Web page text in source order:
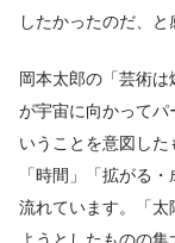
したかったのだ、と
岡本太郎の「芸術
が宇宙に向かってパ
いうことを意図した
「時間」「拡がる
流れています。「太